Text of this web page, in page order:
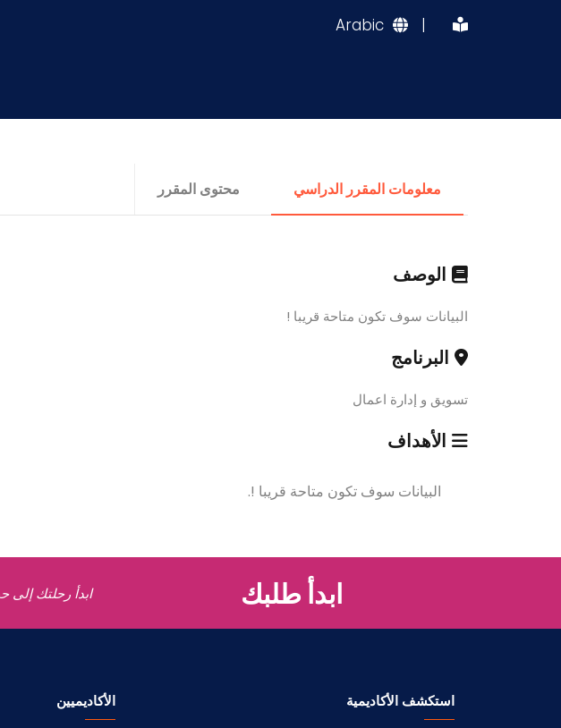
|
Arabic
معلومات المقرر الدراسي محتوى المقرر
الوصف
البيانات سوف تكون متاحة قريبا !
البرنامج
تسويق و إدارة اعمال
الأهداف
البيانات سوف تكون متاحة قريبا !.
ابدأ طلبك ابدأ رحلتك إلى
استكشف الأكاديمية الأكاديميين